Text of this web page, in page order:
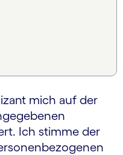
mich auf der
Ich stimme der